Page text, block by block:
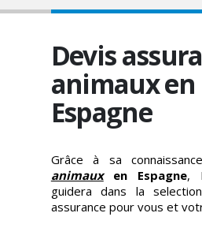
Devis
animaux en
Espagne
Grâce à sa
animauxen Espagne,
guidera dans la
assurance pour vous et